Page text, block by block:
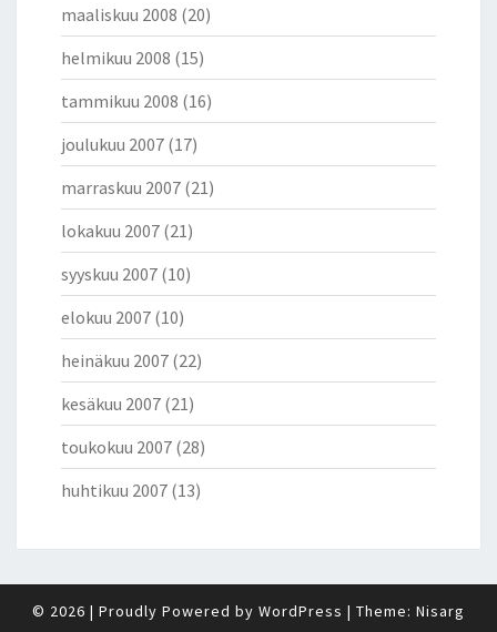
maaliskuu 2008 (20)
helmikuu 2008 (15)
tammikuu 2008 (16)
joulukuu 2007 (17)
marraskuu 2007 (21)
lokakuu 2007 (21)
syyskuu 2007 (10)
elokuu 2007 (10)
heinäkuu 2007 (22)
kesäkuu 2007 (21)
toukokuu 2007 (28)
huhtikuu 2007 (13)
© 2026 | Proudly Powered by WordPress | Theme: Nisarg